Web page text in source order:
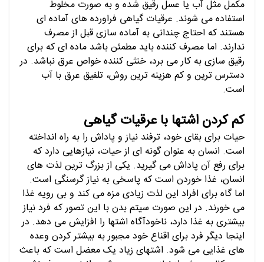
مکمل مثل آب یا عسل رقیق شده و به صورت مخلوط
استفاده می شوند. عرقیات گیاهی فراورده های آماده ای
هستند که احتاج چندانی به آماده سازی قبل از مصرف
ندارند. اما مصرف کننده باید مطمئن باشد ماده ای که برای
رقیق سازی به کار می برد، خنثی کننده خواص عرق نباشد. در
دسترس ترین و کم هزینه ترین روش، تلفیق عرق با آب
است.
کم کردن اشتها با عرقیات گیاهی
حیات برای بقای خود، ترفند نیاز و پاداش را به راه انداخته
است. انسان به عنوان گونه ای از حیات، نیازهایی دارد که
برای رفع آن پاداش می گیرید. یکی از بزرگ ترین لذت های
انسان، غذا خوردن است که پاسخی به نیاز گرسنگی است.
اما گاه برای افراد این لذت زیادی مزه می کند و بی رویه غذا
می خورند. در این صورت سیتم بدن با این تصور که فرد نیاز
بیشتری به غذا دارد، ناخودآگاه اشتها را افزایش می دهد. در
اینجا دیگر فرد برای اقناع خود مجبور به بیشتر کردن وعده
های غذایی می شود. اشتهای زیاد یک معضل است که باعث